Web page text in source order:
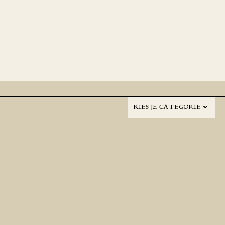
KIES JE CATEGORIE